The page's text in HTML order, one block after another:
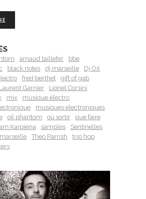
arnaud taillefer
bbe
black notes dj marseille
Dj Oil
fred berthet
gift of gab
Laurent Garnier
Lionel Corsini
mix
musique électro
musiques electroniques
oil phantom où sortir
que faire
Karpiena samples
Sentinelles
Theo Parrish
trip hop